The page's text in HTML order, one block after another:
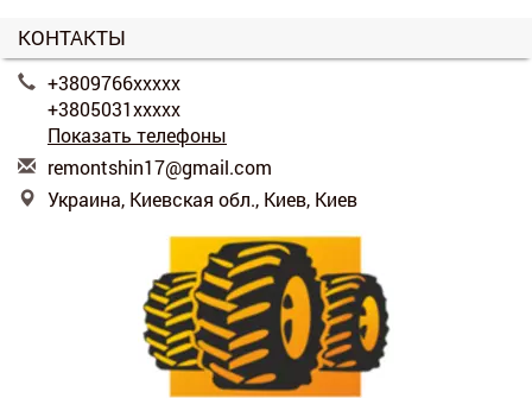
КОНТАКТЫ
+3809766xxxxx
+3805031xxxxx
Показать телефоны
remontshin17@gmail.com
Украина, Киевская обл., Киев, Киев